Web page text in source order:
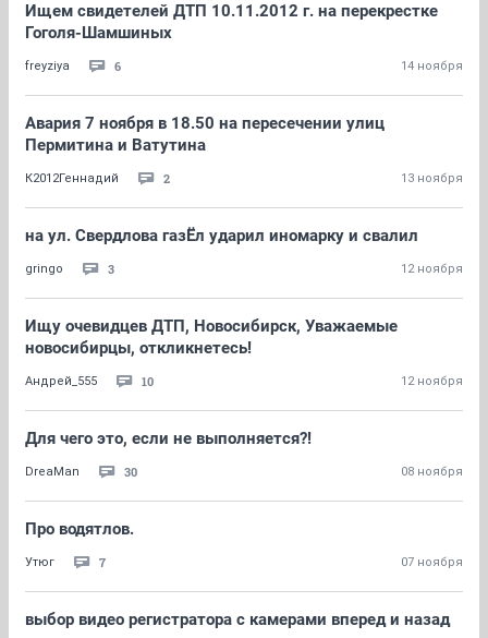
Ищем свидетелей ДТП 10.11.2012 г. на перекрестке
Гоголя-Шамшиных
freyziya 6 14 ноября
Авария 7 ноября в 18.50 на пересечении улиц
Пермитина и Ватутина
К2012Геннадий 2 13 ноября
на ул. Свердлова газЁл ударил иномарку и свалил
gringo 3 12 ноября
Ищу очевидцев ДТП, Новосибирск, Уважаемые
новосибирцы, откликнетесь!
Андрей_555 10 12 ноября
Для чего это, если не выполняется?!
DreaMan 30 08 ноября
Про водятлов.
Утюг 7 07 ноября
выбор видео регистратора с камерами вперед и назад